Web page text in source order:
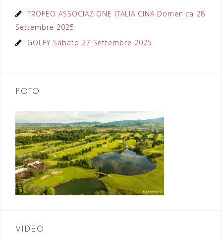
TROFEO ASSOCIAZIONE ITALIA CINA Domenica 28
Settembre 2025
GOLFY Sabato 27 Settembre 2025
FOTO
VIDEO